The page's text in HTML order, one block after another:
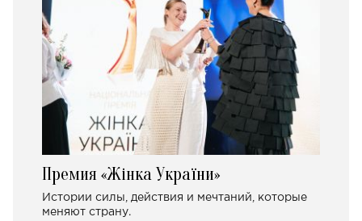
Премия «Жінка України»
Истории силы, действия и мечтаний, которые
меняют страну.